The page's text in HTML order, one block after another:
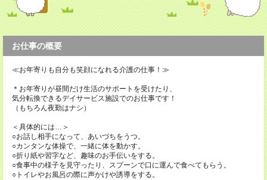
お仕事の概要
≪お年寄りも自分も笑顔になれる介護の仕事！≫
＊お年寄りが昼間だけ生活のサポートを受けたり、
気分転換できるデイサービス施設でのお仕事です！
（もちろん夜勤はナシ）
＜具体的には…＞
○お話し相手になって、あいづちをうつ。
○カンタンな体操で、一緒に体を動かす。
○折り紙や習字など、趣味のお手伝いをする。
○食事中の様子を見守ったり、スプーンで口に運んで食べてもらう。
○トイレやお風呂の際に声かけや誘導をする。